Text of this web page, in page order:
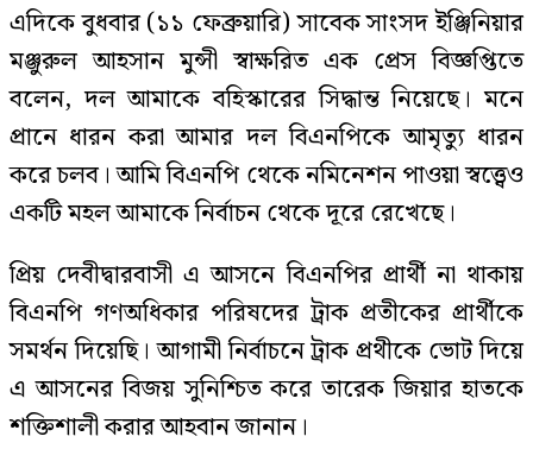
এদিকে বুধবার (১১ ফেব্রুয়ারি) সাবেক সাংসদ ইঞ্জিনিয়ার
মঞ্জুরুল আহসান মুন্সী স্বাক্ষরিত এক প্রেস বিজ্ঞপ্তিতে
বলেন, দল আমাকে বহিস্কারের সিদ্ধান্ত নিয়েছে। মনে
প্রানে ধারন করা আমার দল বিএনপিকে আমৃত্যু ধারন
করে চলব। আমি বিএনপি থেকে নমিনেশন পাওয়া স্বত্ত্বেও
একটি মহল আমাকে নির্বাচন থেকে দূরে রেখেছে।
প্রিয় দেবীদ্বারবাসী এ আসনে বিএনপির প্রার্থী না থাকায়
বিএনপি গণঅধিকার পরিষদের ট্রাক প্রতীকের প্রার্থীকে
সমর্থন দিয়েছি। আগামী নির্বাচনে ট্রাক প্রথীকে ভোট দিয়ে
এ আসনের বিজয় সুনিশ্চিত করে তারেক জিয়ার হাতকে
শক্তিশালী করার আহবান জানান।